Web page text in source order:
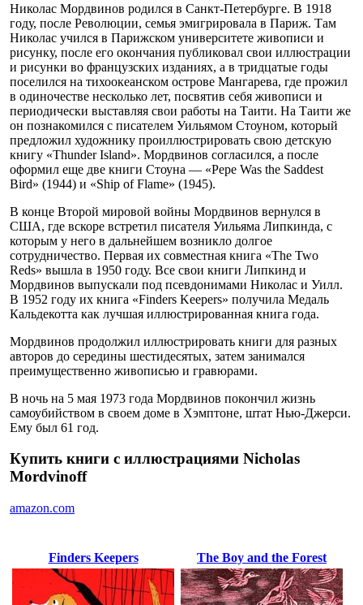
Николас Мордвинов родился в Санкт-Петербурге. В 1918
году, после Революции, семья эмигрировала в Париж. Там
Николас учился в Парижском университете живописи и
рисунку, после его окончания публиковал свои иллюстрации
и рисунки во французских изданиях, а в тридцатые годы
поселился на тихоокеанском острове Мангарева, где прожил
в одиночестве несколько лет, посвятив себя живописи и
периодически выставляя свои работы на Таити. На Таити же
он познакомился с писателем Уильямом Стоуном, который
предложил художнику проиллюстрировать свою детскую
книгу «Thunder Island». Мордвинов согласился, а после
оформил еще две книги Стоуна — «Pepe Was the Saddest
Bird» (1944) и «Ship of Flame» (1945).
В конце Второй мировой войны Мордвинов вернулся в
США, где вскоре встретил писателя Уильяма Липкинда, с
которым у него в дальнейшем возникло долгое
сотрудничество. Первая их совместная книга «The Two
Reds» вышла в 1950 году. Все свои книги Липкинд и
Мордвинов выпускали под псевдонимами Николас и Уилл.
В 1952 году их книга «Finders Keepers» получила Медаль
Кальдекотта как лучшая иллюстрированная книга года.
Мордвинов продолжил иллюстрировать книги для разных
авторов до середины шестидесятых, затем занимался
преимущественно живописью и гравюрами.
В ночь на 5 мая 1973 года Мордвинов покончил жизнь
самоубийством в своем доме в Хэмптоне, штат Нью-Джерси.
Ему был 61 год.
Купить книги с иллюстрациями Nicholas
Mordvinoff
amazon.com
Finders Keepers The Boy and the Forest